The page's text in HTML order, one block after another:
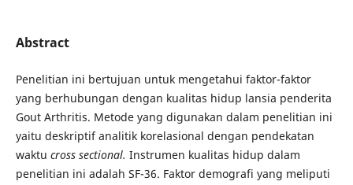
Abstract
Penelitian ini bertujuan untuk mengetahui faktor-faktor
yang berhubungan dengan kualitas hidup lansia penderita
Gout Arthritis. Metode yang digunakan dalam penelitian ini
yaitu deskriptif analitik korelasional dengan pendekatan
waktu cross sectional. Instrumen kualitas hidup dalam
penelitian ini adalah SF-36. Faktor demografi yang meliputi